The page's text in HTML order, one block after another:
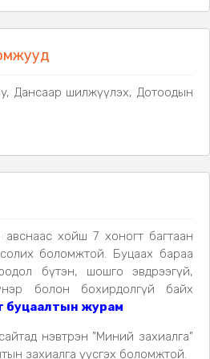
бохирдлоос хамгаалах
Дансаар шилжүүлэх, Дотоодын
авснаас хойш 7 хоногт багтаан
боломжтой. Буцаах бараа
бүтэн, шошго эвдрээгүй,
болон бохирдолгүй байх
буцаалтын журам
нэвтрэн "Миний захиалга"
захиалга үүсгэх боломжтой.